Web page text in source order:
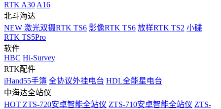
RTK A30 A16
北斗海达
NEW 激光双摄RTK TS6 影像RTK TS6 放样RTK TS2 小碟
RTK TS5Pro
软件
HBC Hi-Survey
RTK配件
iHand55手簿 全协议外挂电台 HDL全能星电台
中海达全站仪
HOT ZTS-720安卓智能全站仪 ZTS-710安卓智能全站仪 ZTS-